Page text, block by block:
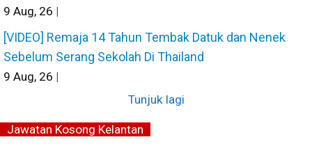
9 Aug, 26 |
[VIDEO] Remaja 14 Tahun Tembak Datuk dan Nenek
Sebelum Serang Sekolah Di Thailand
9 Aug, 26 |
Tunjuk lagi
Jawatan Kosong Kelantan